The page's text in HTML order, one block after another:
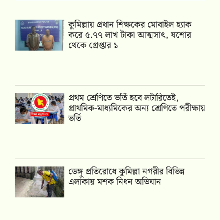
কুমিল্লায় প্রধান শিক্ষকের মোবাইল হ্যাক
করে ৫.৭৭ লাখ টাকা আত্মসাৎ, যশোর
থেকে গ্রেপ্তার ১
প্রথম শ্রেণিতে ভর্তি হবে লটারিতেই,
প্রাথমিক-মাধ্যমিকের অন্য শ্রেণিতে পরীক্ষায়
ভর্তি
ডেঙ্গু প্রতিরোধে কুমিল্লা নগরীর বিভিন্ন
এলাকায় মশক নিধন অভিযান